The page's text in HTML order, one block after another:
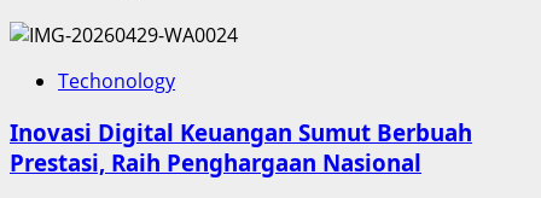
Techonology
Inovasi Digital Keuangan Sumut Berbuah
Prestasi, Raih Penghargaan Nasional